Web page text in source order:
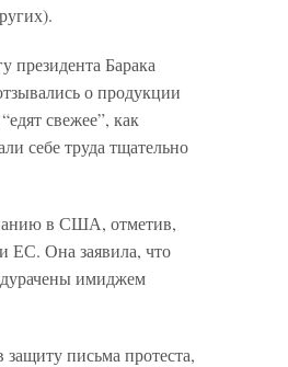
Барака
о продукции
свежее”, как
себе труда тщательно
в США, отметив,
ЕС. Она заявила, что
имиджем
письма протеста,